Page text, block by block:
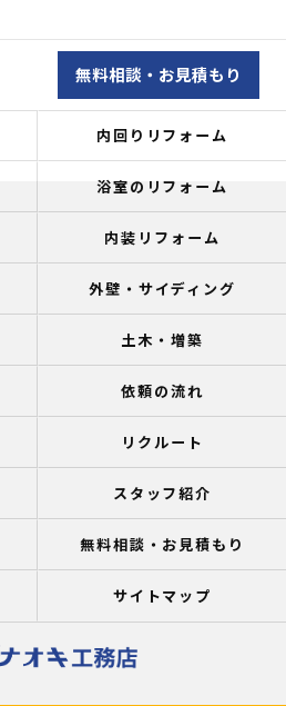
無料相談・お見積もり
内回りリフォーム
浴室のリフォーム
内装リフォーム
外壁・サイディング
土木・増築
依頼の流れ
リクルート
スタッフ紹介
無料相談・お見積もり
サイトマップ